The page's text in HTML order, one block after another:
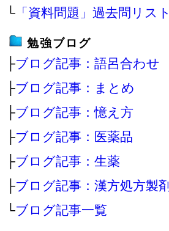
└ 「資料問題」過去問リスト
勉強ブログ
├ブログ記事：語呂合わせ
├ブログ記事：まとめ
├ブログ記事：憶え方
├ブログ記事：医薬品
├ブログ記事：生薬
├ブログ記事：漢方処方製剤
└ブログ記事一覧